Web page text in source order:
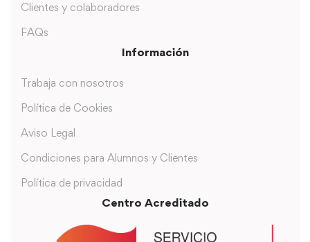
Clientes y colaboradores
FAQs
Información
Trabaja con nosotros
Política de Cookies
Aviso Legal
Condiciones para Alumnos y Clientes
Política de privacidad
Centro Acreditado